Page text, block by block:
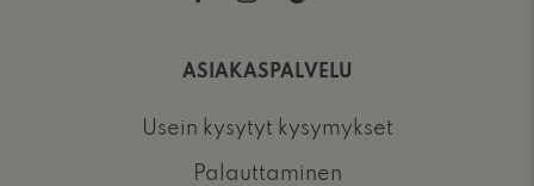
ASIAKASPALVELU
Usein kysytyt kysymykset
Palauttaminen